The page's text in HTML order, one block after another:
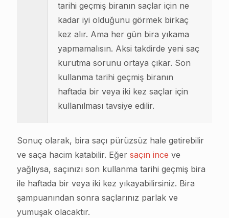
tarihi geçmiş biranın saçlar için ne
kadar iyi olduğunu görmek birkaç
kez alır. Ama her gün bira yıkama
yapmamalısın. Aksi takdirde yeni saç
kurutma sorunu ortaya çıkar. Son
kullanma tarihi geçmiş biranın
haftada bir veya iki kez saçlar için
kullanılması tavsiye edilir.
Sonuç olarak, bira saçı pürüzsüz hale getirebilir
ve saça hacim katabilir. Eğer saçın ince ve
yağlıysa, saçınızı son kullanma tarihi geçmiş bira
ile haftada bir veya iki kez yıkayabilirsiniz. Bira
şampuanından sonra saçlarınız parlak ve
yumuşak olacaktır.